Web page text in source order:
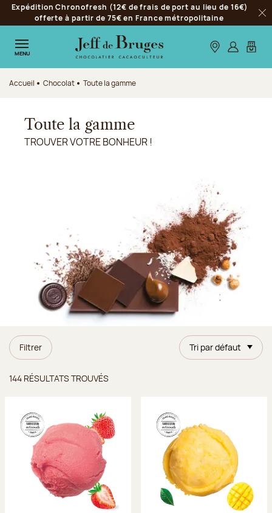
Aller à la navigation
Aller au contenu principal
Aller au pied de page
Expédition Chronofresh (12€ de frais de port au lieu de 16€)
offerte à partir de 75€ en France métropolitaine
MENU Nos boutiques
S’identifier
Mon
Accueil Chocolat Toute la gamme
Toute la gamme
TROUVER VOTRE BONHEUR !
Filtrer Tri par défaut
144 RÉSULTATS TROUVÉS